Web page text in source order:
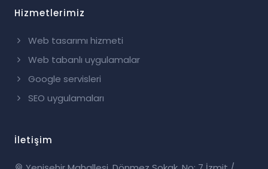
Hizmetlerimiz
Web tasarımı hizmeti
Web tabanlı uygulamalar
Google servisleri
SEO uygulamaları
İletişim